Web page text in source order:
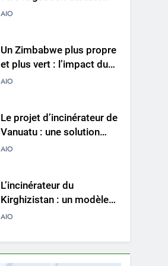
des déchets avec un
nouvel incinérateur
Un Zimbabwe plus propre
et plus vert : l’impact du
nouvel incinérateur du
pays
Le projet d’incinérateur de
Vanuatu : une solution
arrière pour
L’incinérateur du
Kirghizistan : un modèle
de gestion durable des
déchets en Asie centrale
jordanien vise à lutter